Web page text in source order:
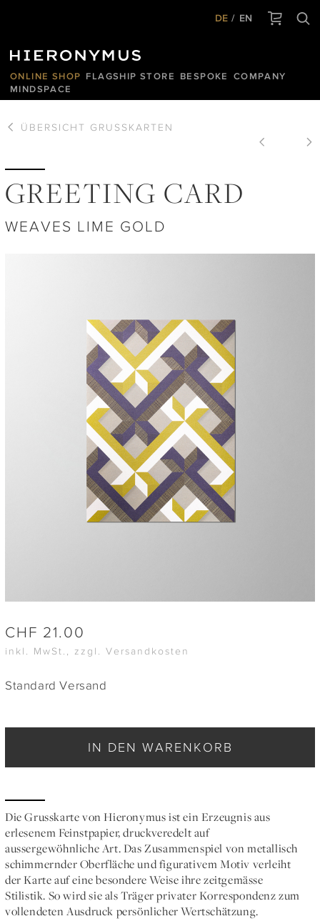
DE EN
ONLINE SHOP FLAGSHIP STORE BESPOKE
COMPANY
MINDSPACE
ÜBERSICHT GRUSSKARTEN
GREETING CARD
WEAVES LIME GOLD
CHF 21.00
inkl. MwSt., zzgl. Versandkosten
Standard Versand
IN DEN WARENKORB
Die Grusskarte von Hieronymus ist ein Erzeugnis aus
erlesenem Feinstpapier, druckveredelt auf
aussergewöhnliche Art. Das Zusammenspiel von metallisch
schimmernder Oberfläche und figurativem Motiv verleiht
der Karte auf eine besondere Weise ihre zeitgemässe
Stilistik. So wird sie als Träger privater Korrespondenz zum
vollendeten Ausdruck persönlicher Wertschätzung.